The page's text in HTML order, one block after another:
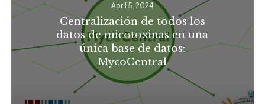
de
micotoxinas
en
una
única
base
April 5, 2024
Centralización de todos los
datos de micotoxinas en una
única base de datos:
MycoCentral